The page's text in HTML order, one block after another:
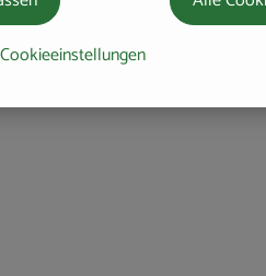
Cookieeinstellungen